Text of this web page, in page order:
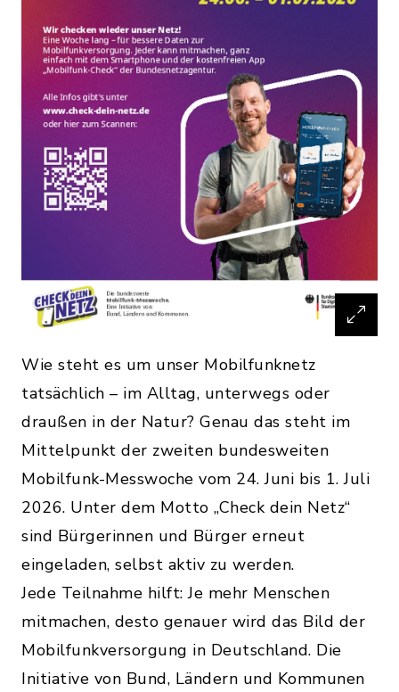
Wie steht es um unser Mobilfunknetz
tatsächlich – im Alltag, unterwegs oder
draußen in der Natur? Genau das steht im
Mittelpunkt der zweiten bundesweiten
Mobilfunk-Messwoche vom 24. Juni bis 1. Juli
2026. Unter dem Motto „Check dein Netz“
sind Bürgerinnen und Bürger erneut
eingeladen, selbst aktiv zu werden.
Jede Teilnahme hilft: Je mehr Menschen
mitmachen, desto genauer wird das Bild der
Mobilfunkversorgung in Deutschland. Die
Initiative von Bund, Ländern und Kommunen